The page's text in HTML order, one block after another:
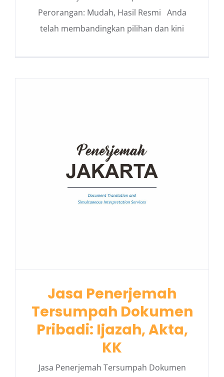
Perorangan: Mudah, Hasil Resmi Anda
telah membandingkan pilihan dan kini
Jasa Penerjemah
Tersumpah Dokumen
Pribadi: Ijazah, Akta,
KK
Jasa Penerjemah Tersumpah Dokumen